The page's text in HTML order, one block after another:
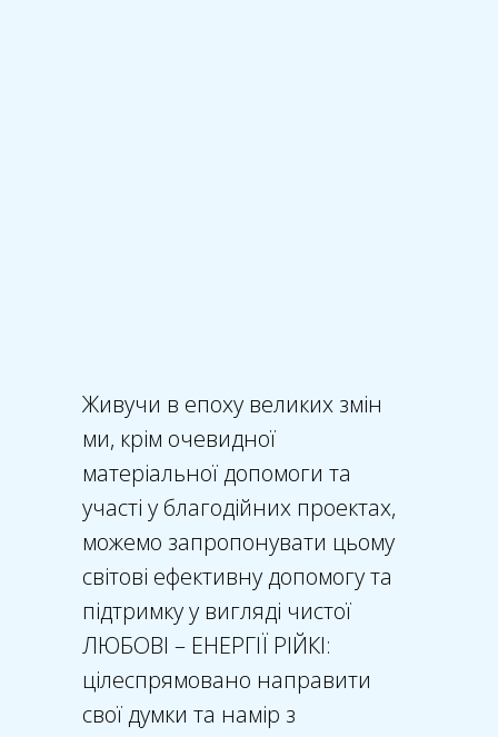
Живучи в епоху великих змін
ми, крім очевидної
матеріальної допомоги та
участі у благодійних проектах,
можемо запропонувати цьому
світові ефективну допомогу та
підтримку у вигляді чистої
ЛЮБОВІ – ЕНЕРГІЇ РІЙКІ:
цілеспрямовано направити
свої думки та намір з